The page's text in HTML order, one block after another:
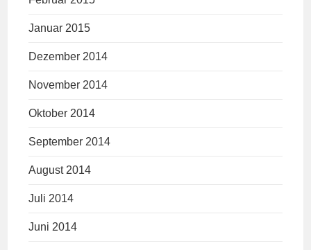
Januar 2015
Dezember 2014
November 2014
Oktober 2014
September 2014
August 2014
Juli 2014
Juni 2014